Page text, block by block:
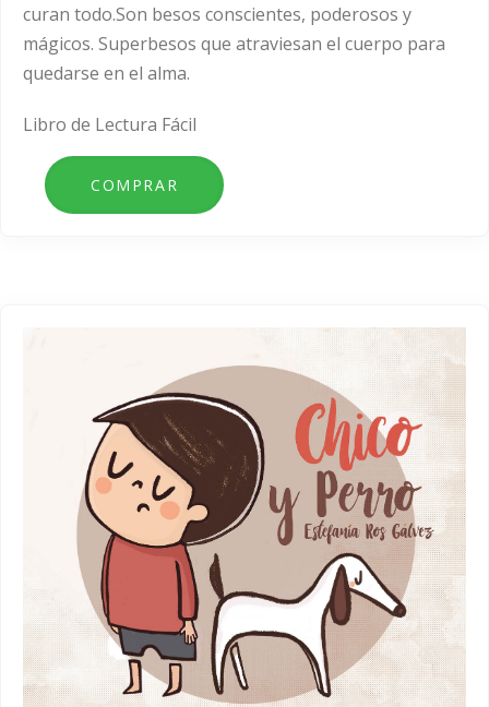
curan todo.Son besos conscientes, poderosos y
mágicos. Superbesos que atraviesan el cuerpo para
quedarse en el alma.
Libro de Lectura Fácil